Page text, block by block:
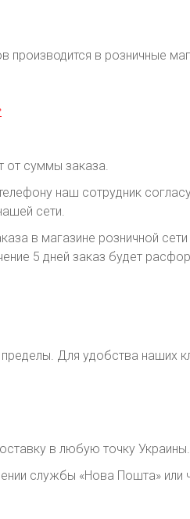
в розничные
от суммы заказа.
наш сотрудник
сети.
в магазине розничной
5 дней заказ будет
Для удобства наших
в любую точку Украины.
службы «Нова Пошта» или